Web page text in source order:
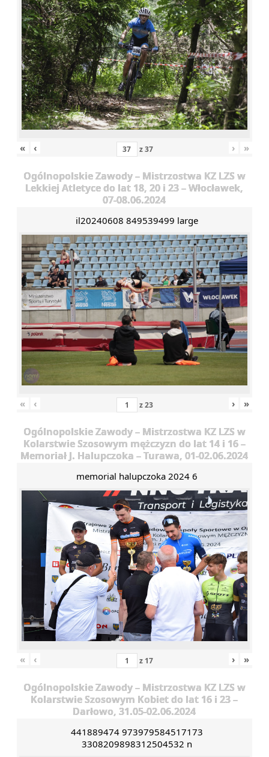
« ‹ z37 › »
Ogólnopolskie Zawody – Mistrzostwa KZ LZS w
Lekkiej Atletyce do lat 18, 20 i 23 – Włocławek,
07-08.06.2024
il20240608 849539499 large
« ‹ z23 › »
Ogólnopolskie Zawody – Mistrzostwa KZ LZS w
Kolarstwie Szosowym mężczyzn do lat 14 i 16 –
Memoriał J. Halupczoka – Turawa, 01-02.06.2024
memorial halupczoka 2024 6
« ‹ z 17 › »
Ogólnopolskie Zawody – Mistrzostwa KZ LZS w
Kolarstwie Szosowym Kobiet do lat 16 i 23 –
Darłowo, 31.05-02.06.2024
441889474 973979584517173
3308209898312504532 n